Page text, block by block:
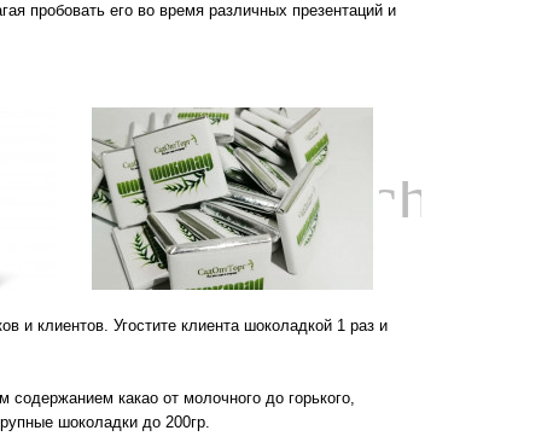
пробовать его во время различных презентаций и
и клиентов. Угостите клиента шоколадкой 1 раз и
какао от молочного до горького,
шоколадки до 200гр.